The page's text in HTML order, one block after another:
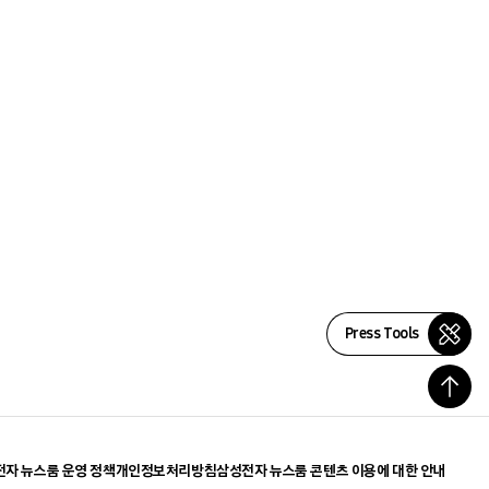
Press Tools
자 뉴스룸 운영 정책개인정보처리방침삼성전자 뉴스룸 콘텐츠 이용에 대한 안내